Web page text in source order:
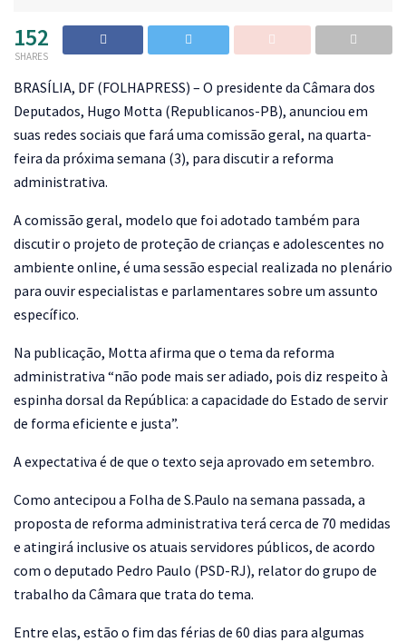
152
SHARES
BRASÍLIA, DF (FOLHAPRESS) – O presidente da Câmara dos
Deputados, Hugo Motta (Republicanos-PB), anunciou em
suas redes sociais que fará uma comissão geral, na quarta-
feira da próxima semana (3), para discutir a reforma
administrativa.
A comissão geral, modelo que foi adotado também para
discutir o projeto de proteção de crianças e adolescentes no
ambiente online, é uma sessão especial realizada no plenário
para ouvir especialistas e parlamentares sobre um assunto
específico.
Na publicação, Motta afirma que o tema da reforma
administrativa “não pode mais ser adiado, pois diz respeito à
espinha dorsal da República: a capacidade do Estado de servir
de forma eficiente e justa”.
A expectativa é de que o texto seja aprovado em setembro.
Como antecipou a Folha de S.Paulo na semana passada, a
proposta de reforma administrativa terá cerca de 70 medidas
e atingirá inclusive os atuais servidores públicos, de acordo
com o deputado Pedro Paulo (PSD-RJ), relator do grupo de
trabalho da Câmara que trata do tema.
Entre elas, estão o fim das férias de 60 dias para algumas